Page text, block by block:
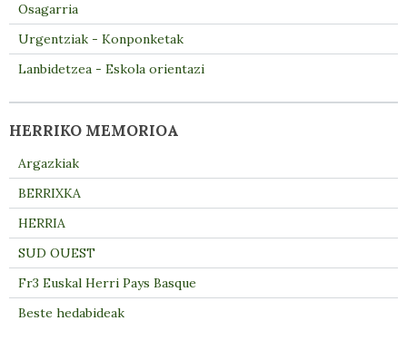
Osagarria
Urgentziak - Konponketak
Lanbidetzea - Eskola orientazi
HERRIKO MEMORIOA
Argazkiak
BERRIXKA
HERRIA
SUD OUEST
Fr3 Euskal Herri Pays Basque
Beste hedabideak